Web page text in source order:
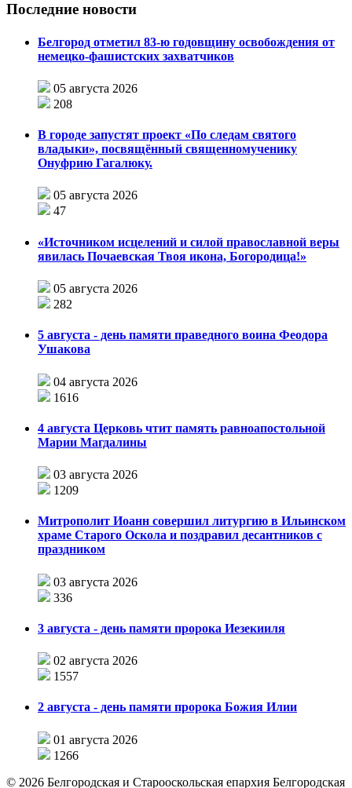
Последние новости
Белгород отметил 83-ю годовщину освобождения от
немецко-фашистских захватчиков
05 августа 2026
208
В городе запустят проект «По следам святого
владыки», посвящённый священномученику
Онуфрию Гагалюку.
05 августа 2026
47
«Источником исцелений и силой православной веры
явилась Почаевская Твоя икона, Богородица!»
05 августа 2026
282
5 августа - день памяти праведного воина Феодора
Ушакова
04 августа 2026
1616
4 августа Церковь чтит память равноапостольной
Марии Магдалины
03 августа 2026
1209
Митрополит Иоанн совершил литургию в Ильинском
храме Старого Оскола и поздравил десантников с
праздником
03 августа 2026
336
3 августа - день памяти пророка Иезекииля
02 августа 2026
1557
2 августа - день памяти пророка Божия Илии
01 августа 2026
1266
© 2026 Белгородская и Старооскольская епархия Белгородская